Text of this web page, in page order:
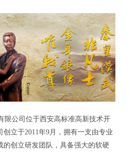
公司位于西安高标准高新技术开
立于2011年9月，拥有一支由专业
的创立研发团队，具备强大的软硬